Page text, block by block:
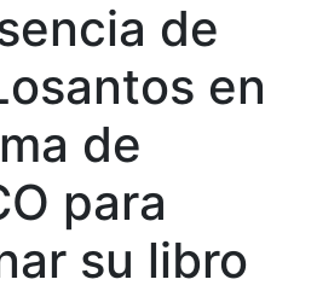
de
en
de
para
su libro